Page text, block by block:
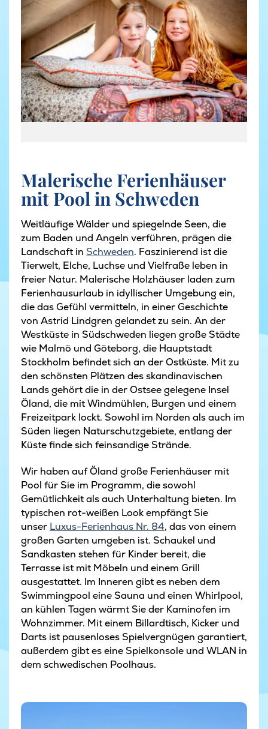
Malerische Ferienhäuser
mit Pool in Schweden
Weitläufige Wälder und spiegelnde Seen, die
zum Baden und Angeln verführen, prägen die
Landschaft in Schweden. Faszinierend ist die
Tierwelt, Elche, Luchse und Vielfraße leben in
freier Natur. Malerische Holzhäuser laden zum
Ferienhausurlaub in idyllischer Umgebung ein,
die das Gefühl vermitteln, in einer Geschichte
von Astrid Lindgren gelandet zu sein. An der
Westküste in Südschweden liegen große Städte
wie Malmö und Göteborg, die Hauptstadt
Stockholm befindet sich an der Ostküste. Mit zu
den schönsten Plätzen des skandinavischen
Lands gehört die in der Ostsee gelegene Insel
Öland, die mit Windmühlen, Burgen und einem
Freizeitpark lockt. Sowohl im Norden als auch im
Süden liegen Naturschutzgebiete, entlang der
Küste finde sich feinsandige Strände.
Wir haben auf Öland große Ferienhäuser mit
Pool für Sie im Programm, die sowohl
Gemütlichkeit als auch Unterhaltung bieten. Im
typischen rot-weißen Look empfängt Sie
unser Luxus-Ferienhaus Nr. 84, das von einem
großen Garten umgeben ist. Schaukel und
Sandkasten stehen für Kinder bereit, die
Terrasse ist mit Möbeln und einem Grill
ausgestattet. Im Inneren gibt es neben dem
Swimmingpool eine Sauna und einen Whirlpool,
an kühlen Tagen wärmt Sie der Kaminofen im
Wohnzimmer. Mit einem Billardtisch, Kicker und
Darts ist pausenloses Spielvergnügen garantiert,
außerdem gibt es eine Spielkonsole und WLAN in
dem schwedischen Poolhaus.